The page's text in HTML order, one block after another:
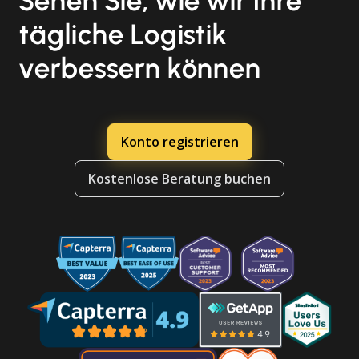
tägliche Logistik
verbessern können
Konto registrieren
Kostenlose Beratung buchen